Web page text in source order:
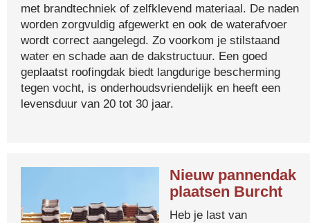
met brandtechniek of zelfklevend materiaal. De naden
worden zorgvuldig afgewerkt en ook de waterafvoer
wordt correct aangelegd. Zo voorkom je stilstaand
water en schade aan de dakstructuur. Een goed
geplaatst roofingdak biedt langdurige bescherming
tegen vocht, is onderhoudsvriendelijk en heeft een
levensduur van 20 tot 30 jaar.
Nieuw pannendak
plaatsen Burcht
Heb je last van